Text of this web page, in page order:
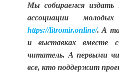
Мы собираемся издать
ассоциации
https://litromir.online/. А
и выставках вместе
читатель. А первыми
все, кто поддержит